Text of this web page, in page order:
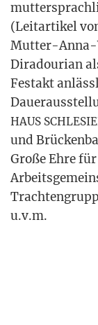
(Leit­ar­ti­kel
Mut­ter-Anna-
Dira­dou­ri­an
Fest­akt
HAUS
und
Gro­ße Ehre
u.v.m.